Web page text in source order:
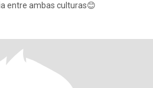
entre ambas culturas😊